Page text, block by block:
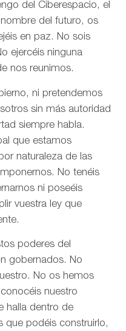
del Ciberespacio, el
del futuro, os
en paz. No sois
ejercéis ninguna
nos reunimos.
ni pretendemos
sin más autoridad
siempre habla.
que estamos
naturaleza de las
No tenéis
ni poseéis
vuestra ley que
poderes del
gobernados. No
No os hemos
nuestro
halla dentro de
que podéis construirlo,